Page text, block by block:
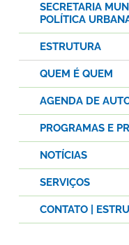
SECRETARIA
POLÍTICA
ESTRUTURA
QUEM É QUEM
AGENDA DE
PROGRAMAS E
NOTÍCIAS
SERVIÇOS
CONTATO |